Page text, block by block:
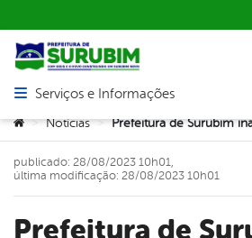
Abrir menu principal de navegação
Serviços e Informações
Você está aqui:
> Notícias > Prefeitura de Surubim
Prefeitura de Surubim
publicado: 28/08/2023 10h01,
última modificação: 28/08/2023 10h01